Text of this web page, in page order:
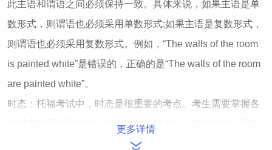
此主语和谓语之间必须保持一致。具体来说，如果主语是单
数形式，则谓语也必须采用单数形式;如果主语是复数形式，
则谓语也必须采用复数形式。例如，“The walls of the room
is painted white”是错误的，正确的是“The walls of the room
are painted white”。
时态：托福考试中，时态是很重要的考点。考生需要掌握各
种时态的用法和结构，如现在时、过去时、将来时等。同时
还需要理解复杂时态，如进行时、完成时等。
更多详情